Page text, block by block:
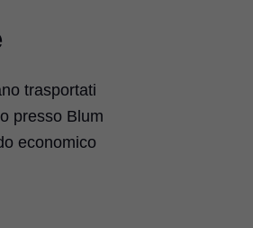
trasportati
presso Blum
economico